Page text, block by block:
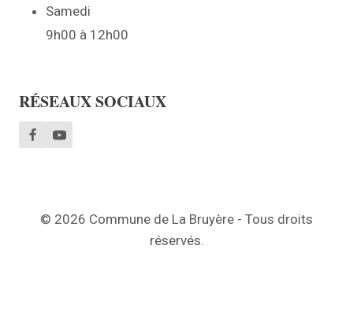
Samedi
9h00 à 12h00
RÉSEAUX SOCIAUX
© 2026 Commune de La Bruyère - Tous droits
réservés.